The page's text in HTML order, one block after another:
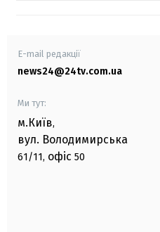
E-mail редакції
news24@24tv.com.ua
Ми тут:
м.Київ,
вул. Володимирська
61/11, офіс 50